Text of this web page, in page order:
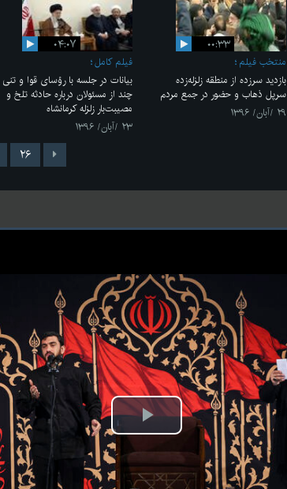
۰۰:۳۳
منتخب فیلم
بازدید سرزده از منطقه زلزله‌زده
سرپل ذهاب و حضور در جمع مردم
۲۹ /آبان/ ۱۳۹۶
۰۴:۰۷
فیلم کامل
بیانات در جلسه با رؤسای قوا و تنی
چند از مسئولان درباره حادثه تلخ و
مصیبت‌بار زلزله کرمانشاه
۲۳ /آبان/ ۱۳۹۶
۲۶
پخش
ویدیو